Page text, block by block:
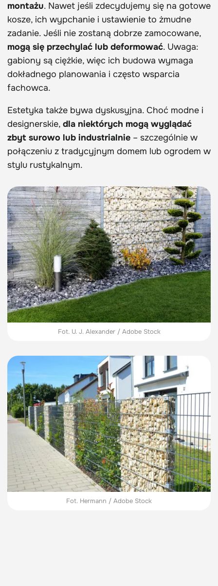
montażu. Nawet jeśli zdecydujemy się na gotowe
kosze, ich wypchanie i ustawienie to żmudne
zadanie. Jeśli nie zostaną dobrze zamocowane,
mogą się przechylać lub deformować. Uwaga:
gabiony są ciężkie, więc ich budowa wymaga
dokładnego planowania i często wsparcia
fachowca.
Estetyka także bywa dyskusyjna. Choć modne i
designerskie, dla niektórych mogą wyglądać
zbyt surowo lub industrialnie – szczególnie w
połączeniu z tradycyjnym domem lub ogrodem w
stylu rustykalnym.
Fot. U. J. Alexander / Adobe Stock
Fot. Hermann / Adobe Stock